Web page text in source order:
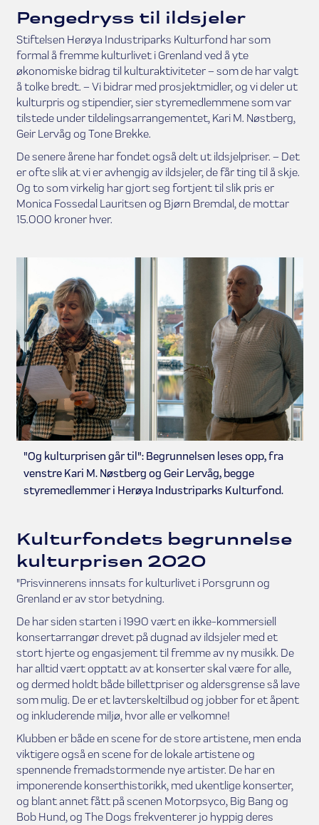
Pengedryss til ildsjeler
Stiftelsen Herøya Industriparks Kulturfond har som
formal å fremme kulturlivet i Grenland ved å yte
økonomiske bidrag til kulturaktiviteter – som de har valgt
å tolke bredt. – Vi bidrar med prosjektmidler, og vi deler ut
kulturpris og stipendier, sier styremedlemmene som var
tilstede under tildelingsarrangementet, Kari M. Nøstberg,
Geir Lervåg og Tone Brekke.
De senere årene har fondet også delt ut ildsjelpriser. – Det
er ofte slik at vi er avhengig av ildsjeler, de får ting til å skje.
Og to som virkelig har gjort seg fortjent til slik pris er
Monica Fossedal Lauritsen og Bjørn Bremdal, de mottar
15.000 kroner hver.
"Og kulturprisen går til": Begrunnelsen leses opp, fra
venstre Kari M. Nøstberg og Geir Lervåg, begge
styremedlemmer i Herøya Industriparks Kulturfond.
Kulturfondets begrunnelse
kulturprisen 2020
"Prisvinnerens innsats for kulturlivet i Porsgrunn og
Grenland er av stor betydning.
De har siden starten i 1990 vært en ikke-kommersiell
konsertarrangør drevet på dugnad av ildsjeler med et
stort hjerte og engasjement til fremme av ny musikk. De
har alltid vært opptatt av at konserter skal være for alle,
og dermed holdt både billettpriser og aldersgrense så lave
som mulig. De er et lavterskeltilbud og jobber for et åpent
og inkluderende miljø, hvor alle er velkomne!
Klubben er både en scene for de store artistene, men enda
viktigere også en scene for de lokale artistene og
spennende fremadstormende nye artister. De har en
imponerende konserthistorikk, med ukentlige konserter,
og blant annet fått på scenen Motorpsyco, Big Bang og
Bob Hund, og The Dogs frekventerer jo hyppig deres